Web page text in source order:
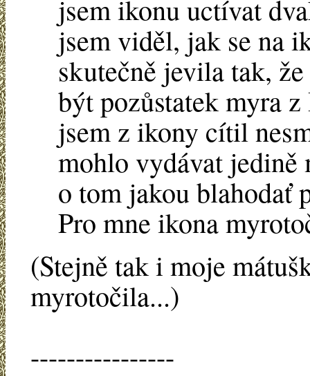
jsem ikonu uctívat
jsem viděl, jak se na
skutečně jevila tak,
být pozůstatek myra
jsem z ikony cítil
mohlo vydávat
o tom jakou blahodať
Pro mne ikona
(Stejně tak i moje
myrotočila...)
----------------